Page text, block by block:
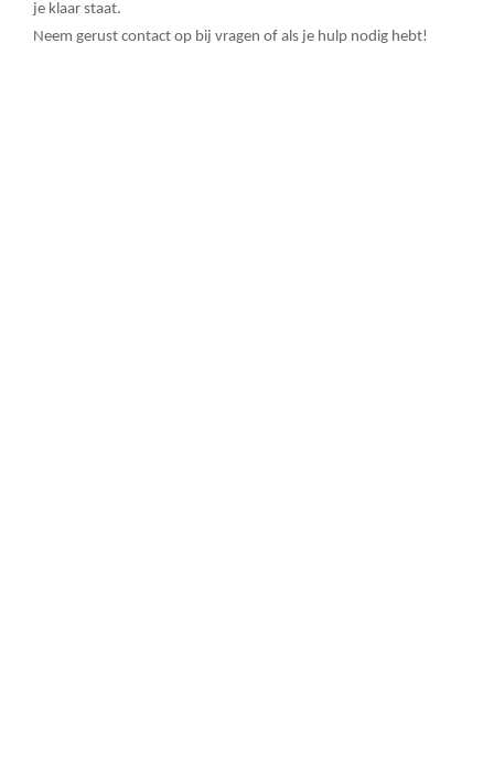
je klaar staat.
Neem gerust contact op bij vragen of als je hulp nodig hebt!